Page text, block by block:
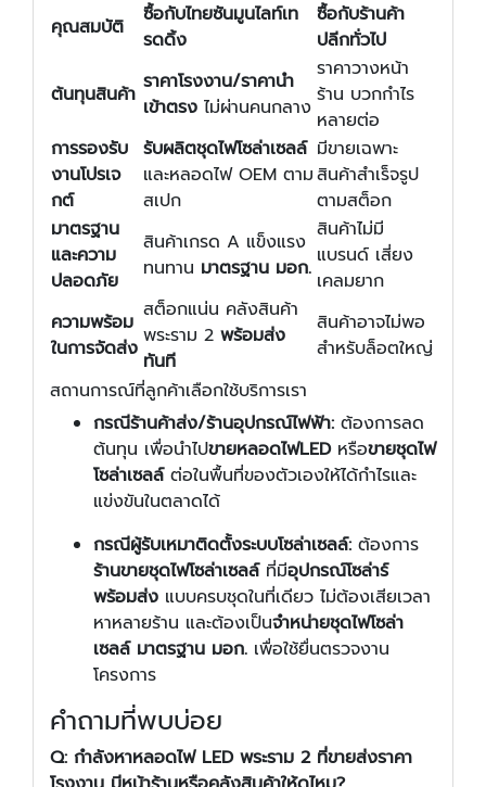
คุณสมบัติ
ซื้อกับไทยซันมูนไลท์เท
รดดิ้ง
ซื้อกับร้านค้า
ปลีกทั่วไป
ต้นทุนสินค้า ราคาโรงงาน/ราคานำ
เข้าตรง ไม่ผ่านคนกลาง
ราคาวางหน้า
ร้าน บวกกำไร
หลายต่อ
การรองรับ
งานโปรเจ
กต์
รับผลิตชุดไฟโซล่าเซลล์
และหลอดไฟ OEM ตาม
สเปก
มีขายเฉพาะ
สินค้าสำเร็จรูป
ตามสต็อก
มาตรฐาน
และความ
ปลอดภัย
สินค้าเกรด A แข็งแรง
ทนทาน มาตรฐาน มอก.
สินค้าไม่มี
แบรนด์ เสี่ยง
เคลมยาก
ความพร้อม
ในการจัดส่ง
สต็อกแน่น คลังสินค้า
พระราม 2 พร้อมส่ง
ทันที
สินค้าอาจไม่พอ
สำหรับล็อตใหญ่
สถานการณ์ที่ลูกค้าเลือกใช้บริการเรา
กรณีร้านค้าส่ง/ร้านอุปกรณ์ไฟฟ้า: ต้องการลด
ต้นทุน เพื่อนำไปขายหลอดไฟLEDหรือขายชุดไฟ
โซล่าเซลล์ต่อในพื้นที่ของตัวเองให้ได้กำไรและ
แข่งขันในตลาดได้
กรณีผู้รับเหมาติดตั้งระบบโซล่าเซลล์: ต้องการ
ร้านขายชุดไฟโซล่าเซลล์ที่มีอุปกรณ์โซล่าร์
พร้อมส่ง แบบครบชุดในที่เดียว ไม่ต้องเสียเวลา
หาหลายร้าน และต้องเป็นจำหน่ายชุดไฟโซล่า
เซลล์ มาตรฐาน มอก. เพื่อใช้ยื่นตรวจงาน
โครงการ
คำถามที่พบบ่อย
Q: กำลังหาหลอดไฟ LED พระราม 2 ที่ขายส่งราคา